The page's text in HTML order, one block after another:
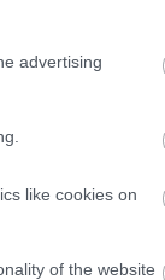
advertising
like cookies on
of the website